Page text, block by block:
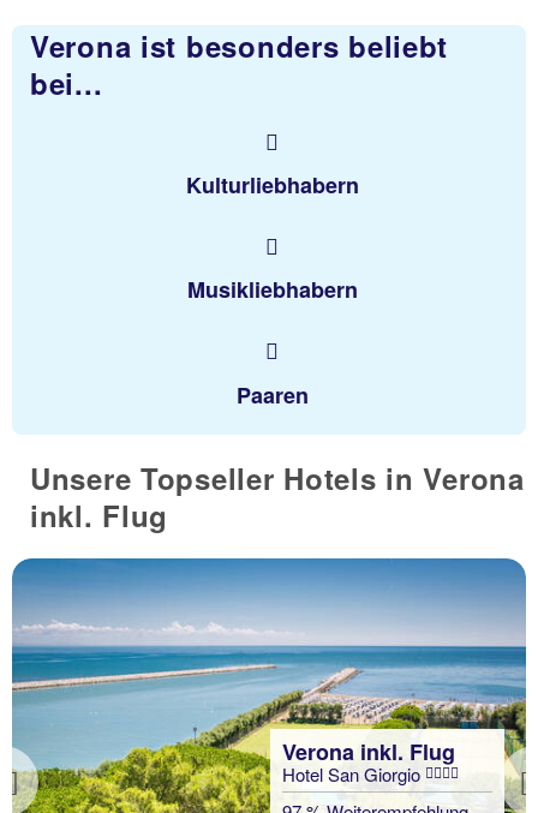
Verona ist besonders beliebt
bei...
Kulturliebhabern
Musikliebhabern
Paaren
Unsere Topseller Hotels in Verona
inkl. Flug
Previous
Verona inkl. Flug
Hotel San Giorgio